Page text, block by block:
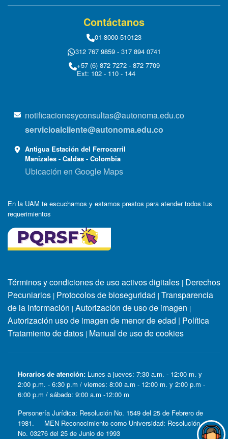
Contáctanos
01-8000-510123
312 767 9859 - 317 894 0741
+57 (6) 872 7272 - 872 7709
Ext: 102 - 110 - 144
notificacionesyconsultas@autonoma.edu.co
servicioalcliente@autonoma.edu.co
Antigua Estación del Ferrocarril
Manizales - Caldas - Colombia
Ubicación en Google Maps
En la UAM te escuchamos y estamos prestos para atender todos tus
requerimientos
Términos y condiciones de uso activos digitales | Derechos
Pecuniarios | Protocolos de bioseguridad | Transparencia
de la Información | Autorización de uso de imagen |
Autorización uso de imagen de menor de edad | Política
Tratamiento de datos | Manual de uso de cookies
Horarios de atención: Lunes a jueves: 7:30 a.m. - 12:00 m. y
2:00 p.m. - 6:30 p.m / viernes: 8:00 a.m - 12:00 m. y 2:00 p.m -
6:00 p.m / sábado: 9:00 a.m -12:00 m
Personería Jurídica: Resolución No. 1549 del 25 de Febrero de
1981. MEN Reconocimiento como Universidad: Resolución
No. 03276 del 25 de Junio de 1993